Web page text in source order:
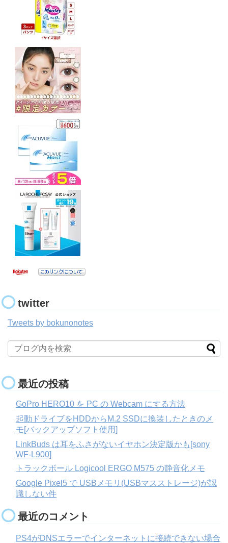
twitter
Tweets by bokunonotes
最近の投稿
GoPro HERO10 を PC の Webcam にする方法
起動ドライブをHDDからM.2 SSDに換装したときのメ
モ[バックアップソフト使用]
LinkBuds は耳をふさがないイヤホン決定版かも[sony
WF-L900]
トラックボール Logicool ERGO M575 の静音化メモ
Google Pixel5 で USBメモリ(USBマスストレージ)が認
識しない件
最近のコメント
PS4がDNSエラーでインターネットに接続できない場合